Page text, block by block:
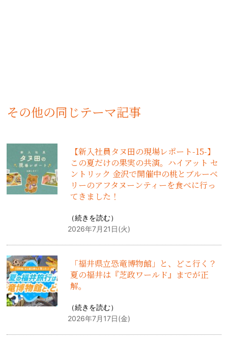
その他の同じテーマ記事
【新入社員タヌ田の現場レポート-15-】
この夏だけの果実の共演。ハイアット セ
ントリック 金沢で開催中の桃とブルーベ
リーのアフタヌーンティーを食べに行っ
てきました！
（続きを読む）
2026年7月21日(火)
「福井県立恐竜博物館」と、どこ行く？
夏の福井は『芝政ワールド』までが正
解。
（続きを読む）
2026年7月17日(金)